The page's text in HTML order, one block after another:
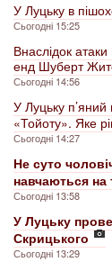
У Луцьку в
Сьогодні 15:25
Внаслідок
енд Шуберт
Сьогодні 14:56
У Луцьку п’яний
«Тойоту». Яке
Сьогодні 14:27
Не суто
навчаються на
Сьогодні 13:58
У Луцьку
Скрицького
Сьогодні 13:29